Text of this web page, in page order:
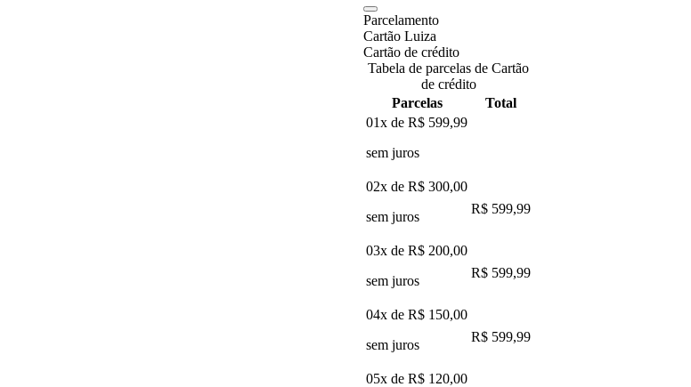
Parcelamento
Cartão Luiza
Cartão de crédito
Tabela de parcelas de Cartão
de crédito
Parcelas
Total
01x de R$ 599,99
sem juros
02x de R$ 300,00
sem juros
R$ 599,99
03x de R$ 200,00
sem juros
R$ 599,99
04x de R$ 150,00
sem juros
R$ 599,99
05x de R$ 120,00